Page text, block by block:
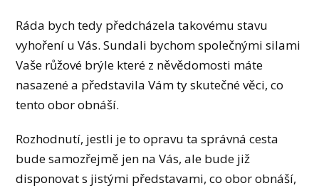
Ráda bych tedy předcházela takovému stavu
vyhoření u Vás. Sundali bychom společnými silami
Vaše růžové brýle které z něvědomosti máte
nasazené a představila Vám ty skutečné věci, co
tento obor obnáší.
Rozhodnutí, jestli je to opravu ta správná cesta
bude samozřejmě jen na Vás, ale bude již
disponovat s jistými představami, co obor obnáší,